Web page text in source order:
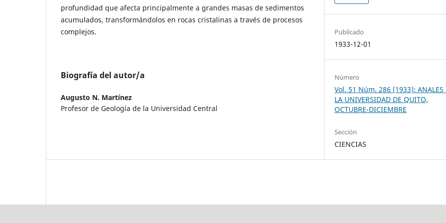
profundidad que afecta principalmente a grandes masas de sedimentos
acumulados, transformándolos en rocas cristalinas a través de procesos
complejos.
Biografía del autor/a
Augusto N. Martínez
Profesor de Geología de la Universidad Central
Publicado
1933-12-01
Número
Vol. 51 Núm. 286 (1933): ANALES
LA UNIVERSIDAD DE QUITO,
OCTUBRE-DICIEMBRE
Sección
CIENCIAS